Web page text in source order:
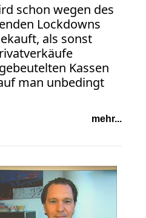
schon wegen des
Lockdowns
als sonst
Kassen
man unbedingt
mehr...